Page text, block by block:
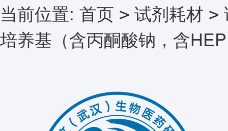
当前位置: 首页 > 试剂耗材 >
培养基（含丙酮酸钠，含